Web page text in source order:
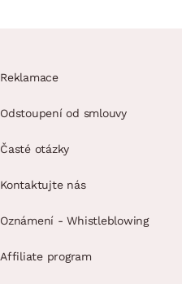
Reklamace
Odstoupení od smlouvy
Časté otázky
Kontaktujte nás
Oznámení - Whistleblowing
Affiliate program